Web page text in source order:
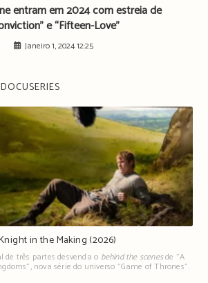
entram em 2024 com estreia de
e “Fifteen-Love”
Janeiro 1, 2024 12:25
in the Making (2026)
de três partes desvenda o behind the scenesde "A
nova série do universo "Game of Thrones".